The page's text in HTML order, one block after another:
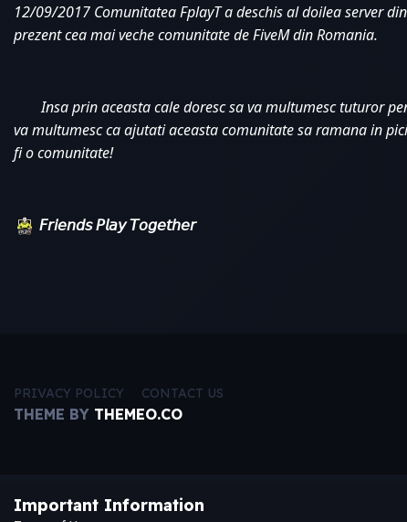
12/09/2017 Comunitatea FplayT a deschis al doilea server
prezent cea mai veche comunitate de FiveM din Romania.
Insa prin aceasta cale doresc sa va multumesc tuturor
va multumesc ca ajutati aceasta comunitate sa ramana in
fi o comunitate!
𝘍𝘳𝘪𝘦𝘯𝘥𝘴 𝘗𝘭𝘢𝘺 𝘛𝘰𝘨𝘦𝘵𝘩𝘦𝘳
PRIVACY POLICY CONTACT US
THEME BY THEMEO.CO
Important Information